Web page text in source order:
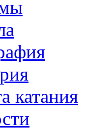
катания